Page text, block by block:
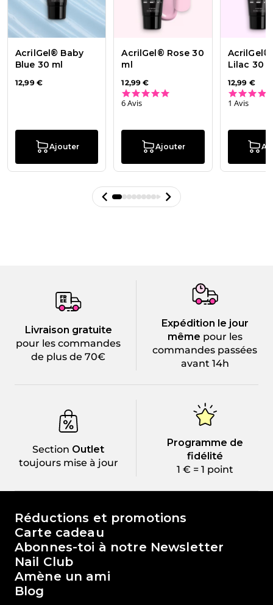
AcrilGel® Baby
Blue 30 ml
12,99 €
Ajouter
AcrilGel® Rose 30
ml
12,99 €
6 Avis
Ajouter
AcrilGel®
Lilac 30
12,99 €
1 Avis
Livraison gratuite
pour les commandes
de plus de 70€
Expédition le jour
même pour les
commandes passées
avant 14h
Section Outlet
toujours mise à jour
Programme de
fidélité
1 € = 1 point
Le monde de Passione Beauty
Réductions et promotions
Carte cadeau
Abonnes-toi à notre Newsletter
Nail Club
Amène un ami
Blog